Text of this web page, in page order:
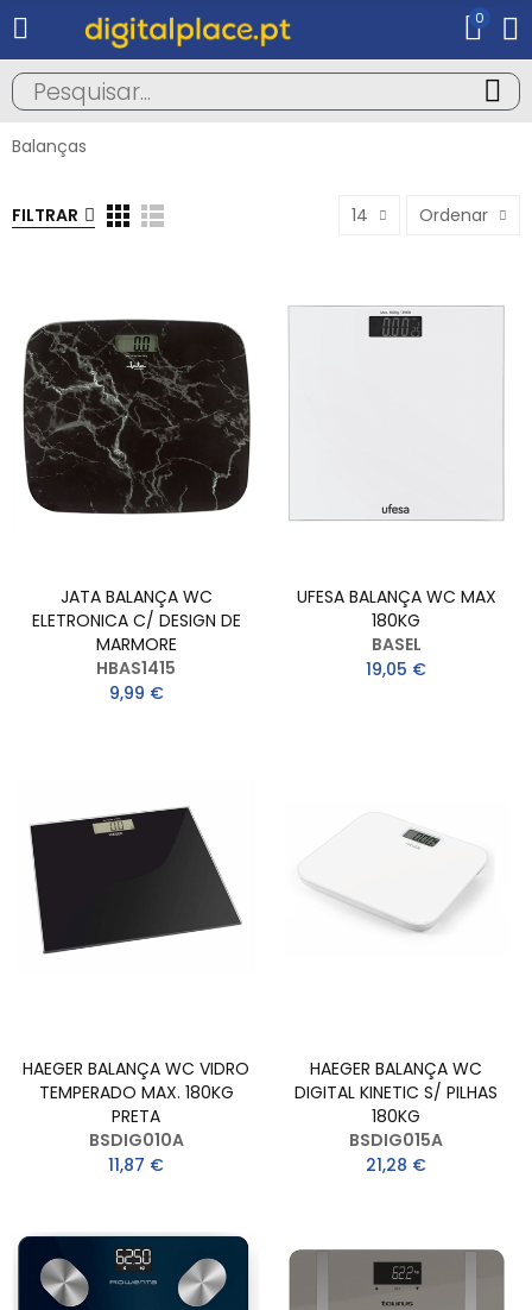
0
Balanças
FILTRAR 14 Ordenar
JATA BALANÇA WC
ELETRONICA C/ DESIGN DE
MARMORE
HBAS1415
9,99 €
UFESA BALANÇA WC MAX
180KG
BASEL
19,05 €
HAEGER BALANÇA WC VIDRO
TEMPERADO MAX. 180KG
PRETA
BSDIG010A
11,87 €
HAEGER BALANÇA WC
DIGITAL KINETIC S/ PILHAS
180KG
BSDIG015A
21,28 €